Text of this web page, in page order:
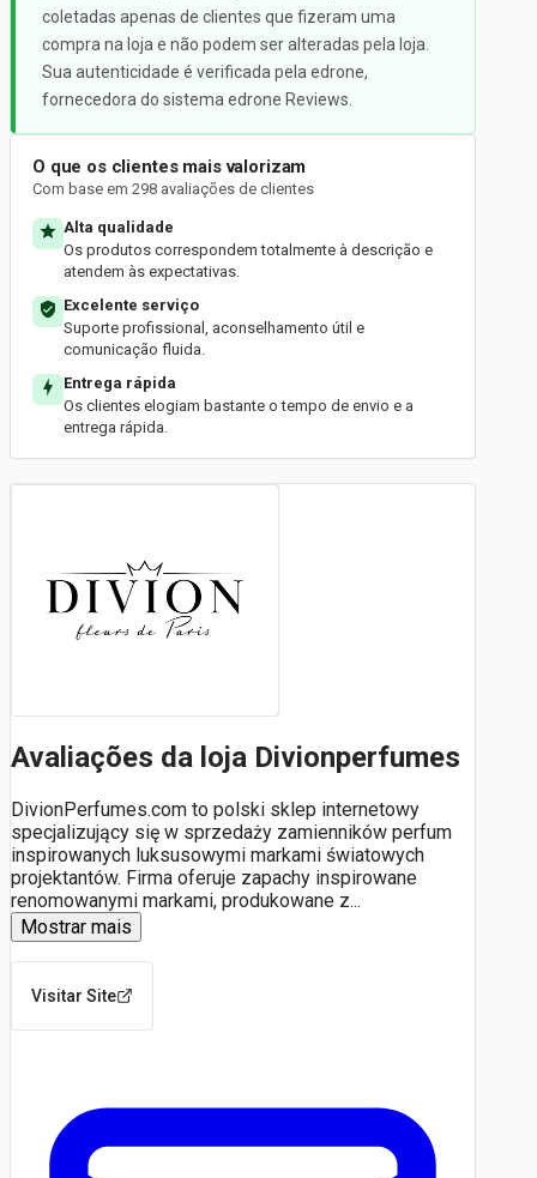
coletadas apenas de clientes que fizeram uma
compra na loja e não podem ser alteradas pela loja.
Sua autenticidade é verificada pela edrone,
fornecedora do sistema edrone Reviews.
O que os clientes mais valorizam
Com base em 298 avaliações de clientes
Alta qualidade
Os produtos correspondem totalmente à descrição e
atendem às expectativas.
Excelente serviço
Suporte profissional, aconselhamento útil e
comunicação fluida.
Entrega rápida
Os clientes elogiam bastante o tempo de envio e a
entrega rápida.
Avaliações da loja Divionperfumes
DivionPerfumes.com to polski sklep internetowy
specjalizujący się w sprzedaży zamienników perfum
inspirowanych luksusowymi markami światowych
projektantów. Firma oferuje zapachy inspirowane
renomowanymi markami, produkowane z...
Mostrar mais
Visitar Site